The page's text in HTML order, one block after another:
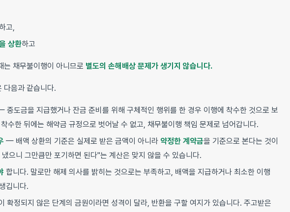
고,
상환하고
는 채무불이행이 아니므로 별도의 손해배상 문제가 생기지 않습니다.
다음과 같습니다.
중도금을 지급했거나 잔금 준비를 위해 구체적인 행위를 한 경우 이행에 착수한 것으로 보
수한 뒤에는 해약금 규정으로 벗어날 수 없고, 채무불이행 책임 문제로 넘어갑니다.
— 배액 상환의 기준은 실제로 받은 금액이 아니라 약정한 계약금을 기준으로 본다는 것이
으니 그만큼만 포기하면 된다"는 계산은 맞지 않을 수 있습니다.
합니다. 말로만 해제 의사를 밝히는 것으로는 부족하고, 배액을 지급하거나 최소한 이행
깁니다.
확정되지 않은 단계의 금원이라면 성격이 달라, 반환을 구할 여지가 있습니다. 주고받은